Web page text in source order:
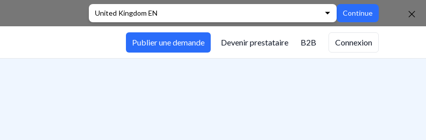
United Kingdom EN Continue
Publier une demande Devenir prestataire B2B Connexion